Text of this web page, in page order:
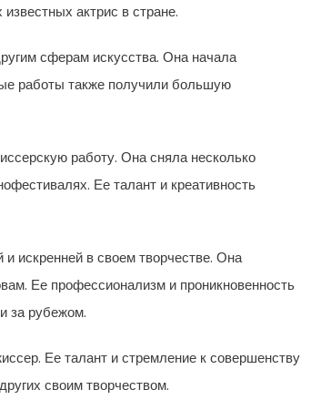
актрис в стране.
сферам искусства. Она начала
работы также получили большую
работу. Она сняла несколько
Ее талант и креативность
искренней в своем творчестве. Она
Ее профессионализм и проникновенность
за рубежом.
Ее талант и стремление к совершенству
своим творчеством.